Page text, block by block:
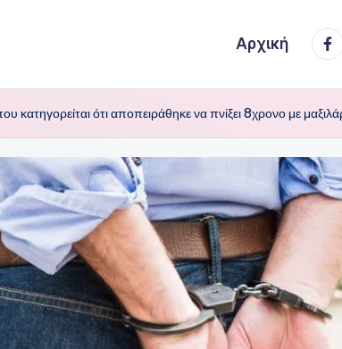
Αρχική
ότι αποπειράθηκε να πνίξει 8χρονο με